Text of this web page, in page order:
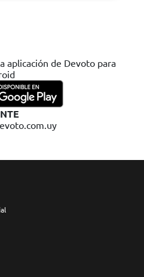
aplicación de Devoto para